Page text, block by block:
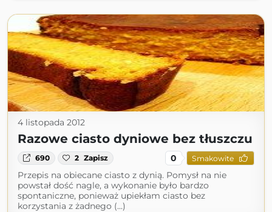
4 listopada 2012
Razowe ciasto dyniowe bez tłuszczu
690 2 Zapisz 0 Smakowite
Przepis na obiecane ciasto z dynią. Pomysł na nie
powstał dość nagle, a wykonanie było bardzo
spontaniczne, ponieważ upiekłam ciasto bez
korzystania z żadnego (...)